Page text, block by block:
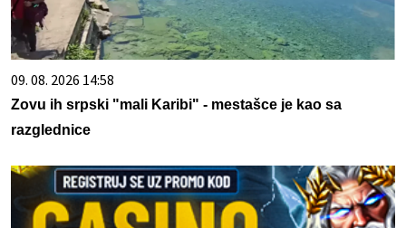
09. 08. 2026 14:58
Zovu ih srpski "mali Karibi" - mestašce je kao sa
razglednice